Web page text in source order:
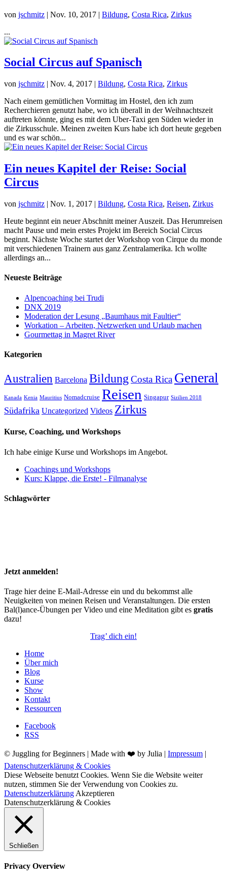
von jschmitz | Nov. 10, 2017 | Bildung, Costa Rica, Zirkus
...
Social Circus auf Spanisch
von jschmitz | Nov. 4, 2017 | Bildung, Costa Rica, Zirkus
Nach einem gemütlichen Vormittag im Hostel, den ich zum
Recherchieren genutzt habe, wo ich überall in der Weihnachtszeit
auftreten könnte, ging es mit dem Uber-Taxi gen Süden wieder in
die Zirkusschule. Meinen zweiten Kurs habe ich dort heute gegeben
und es war schön...
Ein neues Kapitel der Reise: Social
Circus
von jschmitz | Nov. 1, 2017 | Bildung, Costa Rica, Reisen, Zirkus
Heute beginnt ein neuer Abschnitt meiner Auszeit. Das Herumreisen
macht Pause und mein erstes Projekt im Bereich Social Circus
beginnt. Nächste Woche startet der Workshop von Cirque du monde
mit verschiedenen Trainern aus ganz Zentralamerika. Ich wollte
allerdings an...
Neueste Beiträge
Alpencoaching bei Trudi
DNX 2019
Moderation der Lesung „Baumhaus mit Faultier“
Workation – Arbeiten, Netzwerken und Urlaub machen
Gourmettag in Magret River
Kategorien
Australien Barcelona Bildung Costa Rica General
Kanada Kenia Mauritius Nomadcruise Reisen Singapur Sizilien 2018
Südafrika Uncategorized Videos Zirkus
Kurse, Coaching, und Workshops
Ich habe einige Kurse und Workshops im Angebot.
Coachings und Workshops
Kurs: Klappe, die Erste! - Filmanalyse
Schlagwörter
Jetzt anmelden!
Trage hier deine E-Mail-Adresse ein und du bekommst alle
Neuigkeiten von meinen Reisen und Veranstaltungen. Die ersten
Bal(l)ance-Übungen per Video und eine Meditation gibt es gratis
dazu!
Trag’ dich ein!
Home
Über mich
Blog
Kurse
Show
Kontakt
Ressourcen
Facebook
RSS
© Juggling for Beginners | Made with ❤️ by Julia | Impressum |
Datenschutzerklärung & Cookies
Diese Webseite benutzt Cookies. Wenn Sie die Website weiter
nutzen, stimmen Sie der Verwendung von Cookies zu.
Datenschutzerklärung Akzeptieren
Datenschutzerklärung & Cookies
Schließen
Privacy Overview